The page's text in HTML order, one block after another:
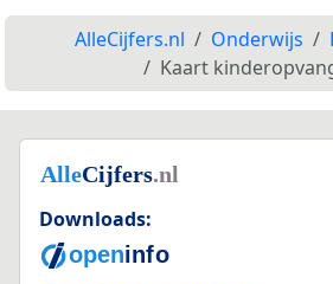
AlleCijfers.nl Onderwijs
Kaart
Downloads: